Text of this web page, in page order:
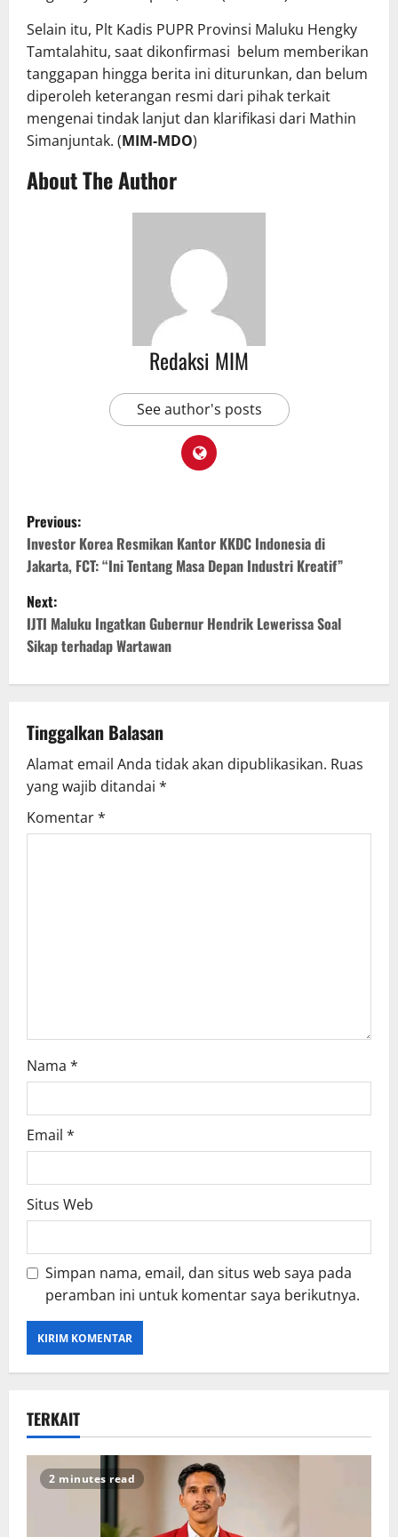
Selain itu, Plt Kadis PUPR Provinsi Maluku Hengky
Tamtalahitu, saat dikonfirmasi belum memberikan
tanggapan hingga berita ini diturunkan, dan belum
diperoleh keterangan resmi dari pihak terkait
mengenai tindak lanjut dan klarifikasi dari Mathin
Simanjuntak. (MIM-MDO)
About The Author
Redaksi MIM
See author's posts
Previous:
Investor Korea Resmikan Kantor KKDC Indonesia di
Jakarta, FCT: “Ini Tentang Masa Depan Industri Kreatif”
Next:
IJTI Maluku Ingatkan Gubernur Hendrik Lewerissa Soal
Sikap terhadap Wartawan
Tinggalkan Balasan
Alamat email Anda tidak akan dipublikasikan. Ruas
yang wajib ditandai *
Komentar*
Nama *
Email *
Situs Web
Simpan nama, email, dan situs web saya pada
peramban ini untuk komentar saya berikutnya.
TERKAIT
2 minutes read